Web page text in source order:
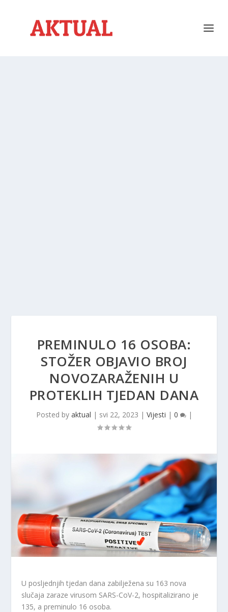
PREMINULO 16 OSOBA:
STOŽER OBJAVIO BROJ
NOVOZARAŽENIH U
PROTEKLIH TJEDAN DANA
Posted by aktual | svi 22, 2023 | Vijesti | 0 |
U posljednjih tjedan dana zabilježena su 163 nova
slučaja zaraze virusom SARS-CoV-2, hospitalizirano je
135, a preminulo 16 osoba.